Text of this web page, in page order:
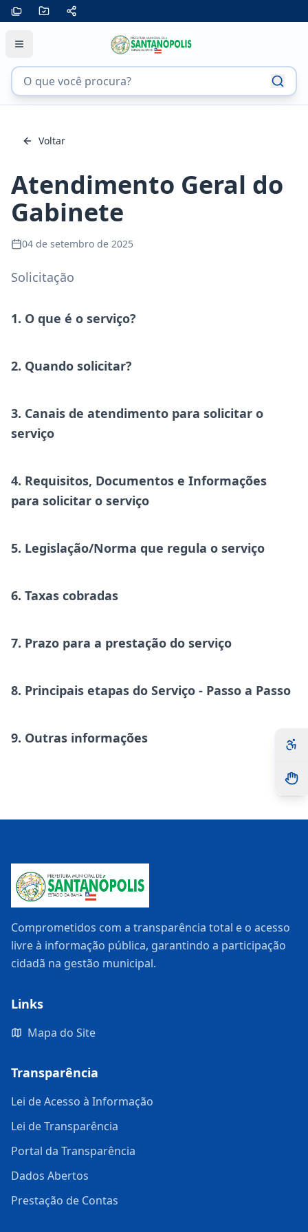
Voltar
Atendimento Geral do
Gabinete
04 de setembro de 2025
Solicitação
1. O que é o serviço?
2. Quando solicitar?
3. Canais de atendimento para solicitar o
serviço
4. Requisitos, Documentos e Informações
para solicitar o serviço
5. Legislação/Norma que regula o serviço
6. Taxas cobradas
7. Prazo para a prestação do serviço
8. Principais etapas do Serviço - Passo a Passo
9. Outras informações
Comprometidos com a transparência total e o acesso
livre à informação pública, garantindo a participação
cidadã na gestão municipal.
Links
Mapa do Site
Transparência
Lei de Acesso à Informação
Lei de Transparência
Portal da Transparência
Dados Abertos
Prestação de Contas